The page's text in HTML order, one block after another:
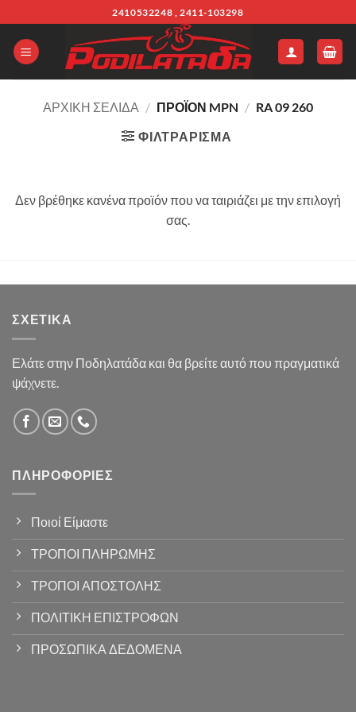
στο
περιεχόμενο
2410532248 , 2411-103298
ΑΡΧΙΚΉ ΣΕΛΊΔΑ / ΠΡΟΪΌΝ MPN / RA 09 260
ΦΙΛΤΡΆΡΙΣΜΑ
Δεν βρέθηκε κανένα προϊόν που να ταιριάζει με την επιλογή
σας.
ΣΧΕΤΙΚΆ
Ελάτε στην Ποδηλατάδα και θα βρείτε αυτό που πραγματικά
ψάχνετε.
ΠΛΗΡΟΦΟΡΊΕΣ
Ποιοί Είμαστε
ΤΡΟΠΟΙ ΠΛΗΡΩΜΗΣ
ΤΡΟΠΟΙ ΑΠΟΣΤΟΛΗΣ
ΠΟΛΙΤΙΚΗ ΕΠΙΣΤΡΟΦΩΝ
ΠΡΟΣΩΠΙΚΑ ΔΕΔΟΜΕΝΑ